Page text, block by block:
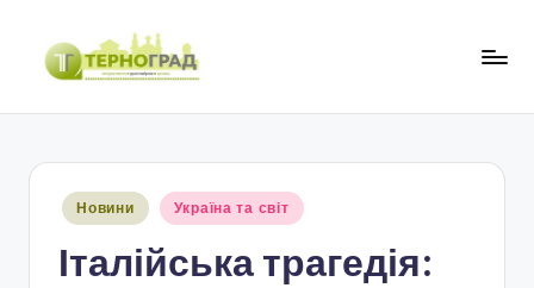
Перейти
Опубліковано
Новини Україна та світ
Італійська трагедія: